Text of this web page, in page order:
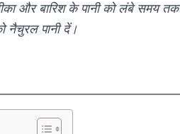
और बारिश के पानी को लंबे समय तक
नैचुरल पानी दें।